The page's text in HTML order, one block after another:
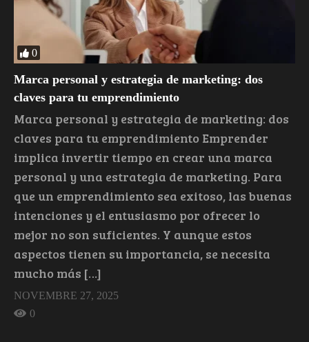
0
Marca personal y estrategia de marketing: dos
claves para tu emprendimiento
Marca personal y estrategia de marketing: dos
claves para tu emprendimiento Emprender
implica invertir tiempo en crear una marca
personal y una estrategia de marketing. Para
que un emprendimiento sea exitoso, las buenas
intenciones y el entusiasmo por ofrecer lo
mejor no son suficientes. Y aunque estos
aspectos tienen su importancia, se necesita
mucho más […]
NOVEMBRE 27, 2025
0